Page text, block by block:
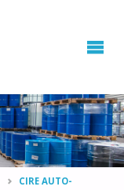
CIRE AUTO-